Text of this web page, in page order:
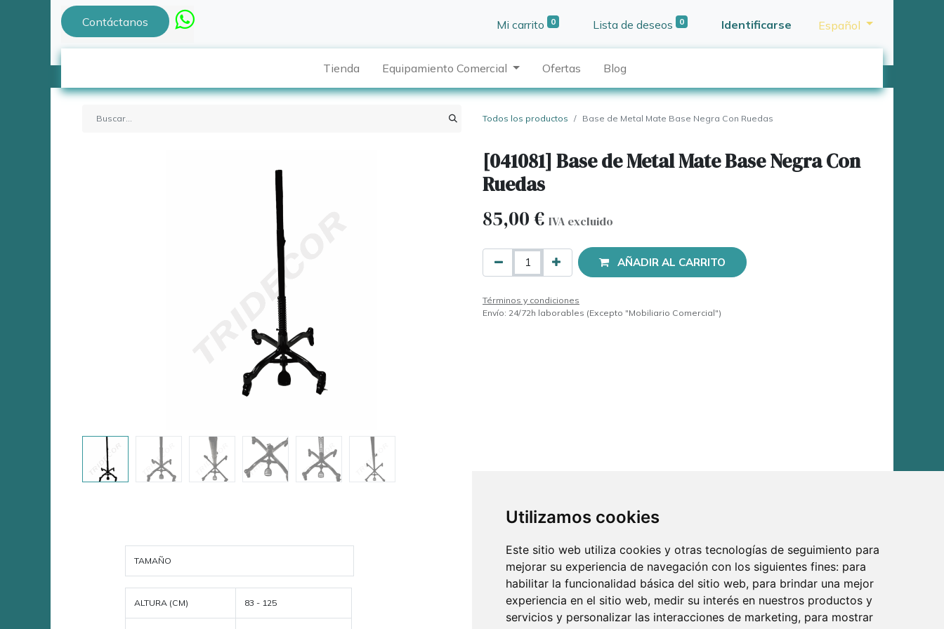
Utilizamos cookies
Este sitio web utiliza cookies y otras tecnologías de seguimiento para
mejorar su experiencia de navegación con los siguientes fines: para
habilitar la funcionalidad básica del sitio web, para brindar una mejor
experiencia en el sitio web, medir su interés en nuestros productos y
servicios y personalizar las interacciones de marketing, para mostrar
Contáctanos Mi carrito 0 Lista de deseos 0 Identificarse Español
Tienda Equipamiento Comercial Ofertas Blog
Todos los productos Base de Metal Mate Base Negra Con Ruedas
[041081] Base de Metal Mate Base Negra Con
Ruedas
85,00€ IVA excluido
AÑADIR AL CARRITO
Términos y condiciones
Envío: 24/72h laborables (Excepto "Mobiliario Comercial")
TAMAÑO
ALTURA (CM) 83 - 125